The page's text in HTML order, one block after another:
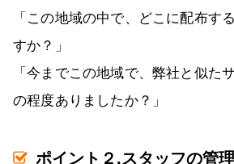
「この地域の中で、どこに配布す
すか？」
「今までこの地域で、弊社と似た
の程度ありましたか？」
ポイント２.スタッフの管